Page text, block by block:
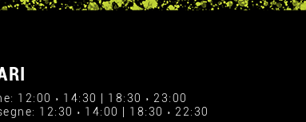
12:00 › 14:30 | 18:30 › 23:00
12:30 › 14:00 | 18:30 › 22:30